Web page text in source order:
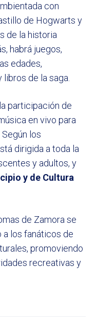
con
de Hogwarts y
de la historia
habrá juegos,
edades,
de la saga.
participación de
en vivo para
los
dirigida a toda la
y adultos, y
y de Cultura
de Zamora se
a los fanáticos de
promoviendo
recreativas y